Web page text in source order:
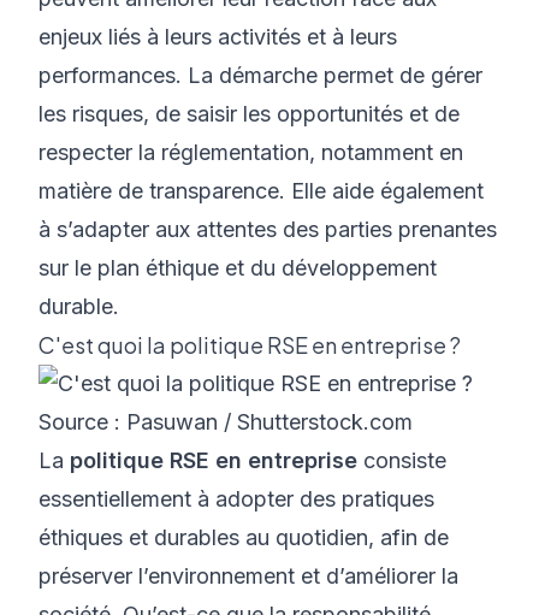
enjeux liés à leurs activités et à leurs
performances. La démarche permet de gérer
les risques, de saisir les opportunités et de
respecter la réglementation, notamment en
matière de transparence. Elle aide également
à s’adapter aux attentes des parties prenantes
sur le plan éthique et du développement
durable.
C'est quoi la politique RSE en entreprise ?
Source : Pasuwan / Shutterstock.com
La politique RSE en entreprise consiste
essentiellement à adopter des pratiques
éthiques et durables au quotidien, afin de
préserver l’environnement et d’améliorer la